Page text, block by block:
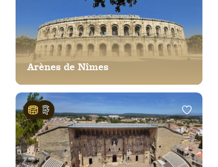
Arènes de Nîmes